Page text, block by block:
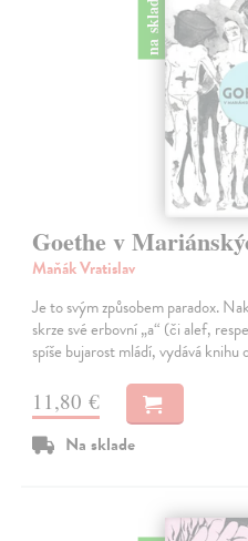
na sklade
Goethe v
Maňák Vratislav
Je to svým způsobem paradox.
skrze své erbovní „a“ (či alef,
spíše bujarost mládí, vydává
11,80 €
Na sklade